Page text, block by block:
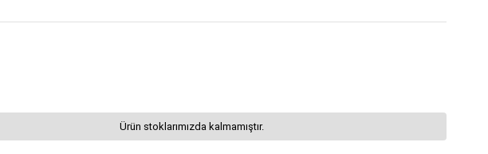
Ürün stoklarımızda kalmamıştır.